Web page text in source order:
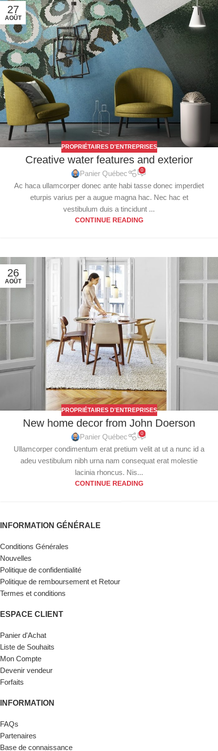
27
AOÛT
PROPRIÉTAIRES D'ENTREPRISES
Creative water features and exterior
Panier Québec 0
Ac haca ullamcorper donec ante habi tasse donec imperdiet
eturpis varius per a augue magna hac. Nec hac et
vestibulum duis a tincidunt ...
CONTINUE READING
26
AOÛT
PROPRIÉTAIRES D'ENTREPRISES
New home decor from John Doerson
Panier Québec 0
Ullamcorper condimentum erat pretium velit at ut a nunc id a
adeu vestibulum nibh urna nam consequat erat molestie
lacinia rhoncus. Nis...
CONTINUE READING
INFORMATION GÉNÉRALE
Conditions Générales
Nouvelles
Politique de confidentialité
Politique de remboursement et Retour
Termes et conditions
ESPACE CLIENT
Panier d'Achat
Liste de Souhaits
Mon Compte
Devenir vendeur
Forfaits
INFORMATION
FAQs
Partenaires
Base de connaissance